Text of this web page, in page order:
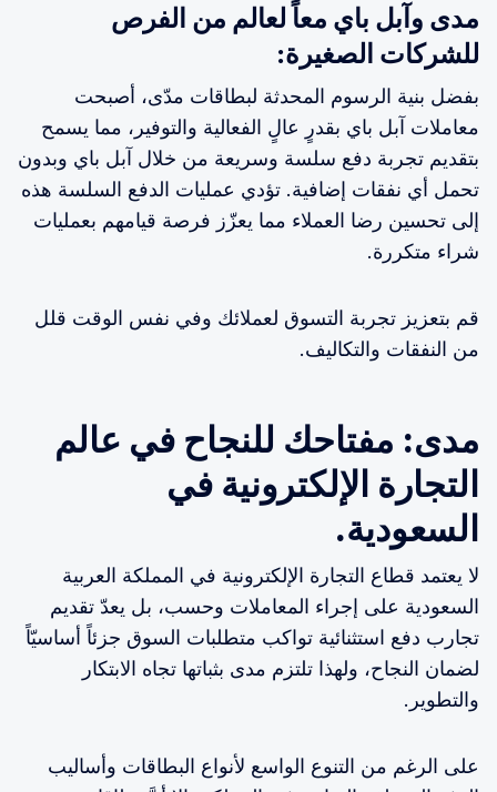
مدى وآبل باي معاً لعالم من الفرص
للشركات الصغيرة:
بفضل بنية الرسوم المحدثة لبطاقات مدّى، أصبحت
معاملات آبل باي بقدرٍ عالٍ الفعالية والتوفير، مما يسمح
بتقديم تجربة دفع سلسة وسريعة من خلال آبل باي وبدون
تحمل أي نفقات إضافية. تؤدي عمليات الدفع السلسة هذه
إلى تحسين رضا العملاء مما يعزّز فرصة قيامهم بعمليات
شراء متكررة.
قم بتعزيز تجربة التسوق لعملائك وفي نفس الوقت قلل
من النفقات والتكاليف.
مدى: مفتاحك للنجاح في عالم
التجارة الإلكترونية في
السعودية.
لا يعتمد قطاع التجارة الإلكترونية في المملكة العربية
السعودية على إجراء المعاملات وحسب، بل يعدّ تقديم
تجارب دفع استثنائية تواكب متطلبات السوق جزئاً أساسيّاً
لضمان النجاح، ولهذا تلتزم مدى بثباتها تجاه الابتكار
والتطوير.
على الرغم من التنوع الواسع لأنواع البطاقات وأساليب